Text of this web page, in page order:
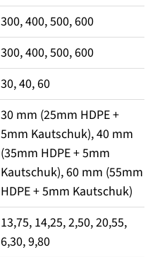
300, 400, 500, 600
300, 400, 500, 600
30, 40, 60
30 mm (25mm HDPE +
5mm Kautschuk), 40 mm
(35mm HDPE + 5mm
Kautschuk), 60 mm (55mm
HDPE + 5mm Kautschuk)
13,75, 14,25, 2,50, 20,55,
6,30, 9,80